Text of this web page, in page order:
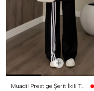
Muadil Prestige Şerit İkili Takım Siyah